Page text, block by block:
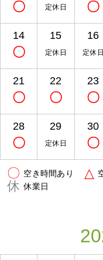
〇 定休日 〇
14
〇
15
定休日
16
定休日
21
〇
22
〇
23
〇
28
〇
29
定休日
30
〇
〇 空き時間あり △
休 休業日